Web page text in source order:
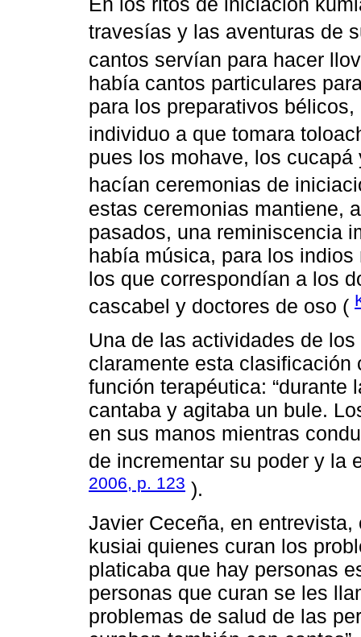
travesías y las aventuras de
cantos servían para hacer
había cantos particulares
para los preparativos
individuo a que tomara
pues los mohave, los
hacían ceremonias de
estas ceremonias mantiene,
pasados, una reminiscencia
había música, para los
los que correspondían a los
cascabel y doctores de oso (
Una de las actividades de
claramente esta
función terapéutica:
cantaba y agitaba un bule.
en sus manos mientras
de incrementar su poder y la
2006, p. 123 ).
Javier Ceceña, en
kusiai quienes curan los
platicaba que hay personas
personas que curan se les
problemas de salud de las